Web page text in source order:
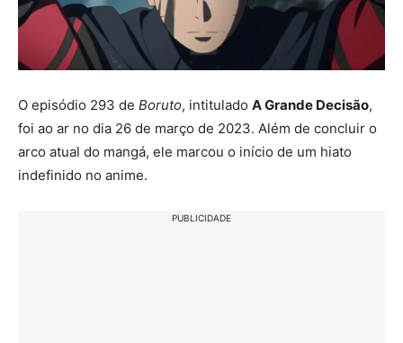
O episódio 293 de Boruto, intitulado A Grande Decisão,
foi ao ar no dia 26 de março de 2023. Além de concluir o
arco atual do mangá, ele marcou o início de um hiato
indefinido no anime.
PUBLICIDADE